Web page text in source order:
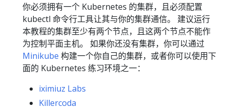
你必须拥有一个 Kubernetes 的集群，且必须配置
kubectl 命令行工具让其与你的集群通信。 建议运行
本教程的集群至少有两个节点，且这两个节点不能作
为控制平面主机。 如果你还没有集群，你可以通过
Minikube 构建一个你自己的集群，或者你可以使用下
面的 Kubernetes 练习环境之一：
iximiuz Labs
Killercoda